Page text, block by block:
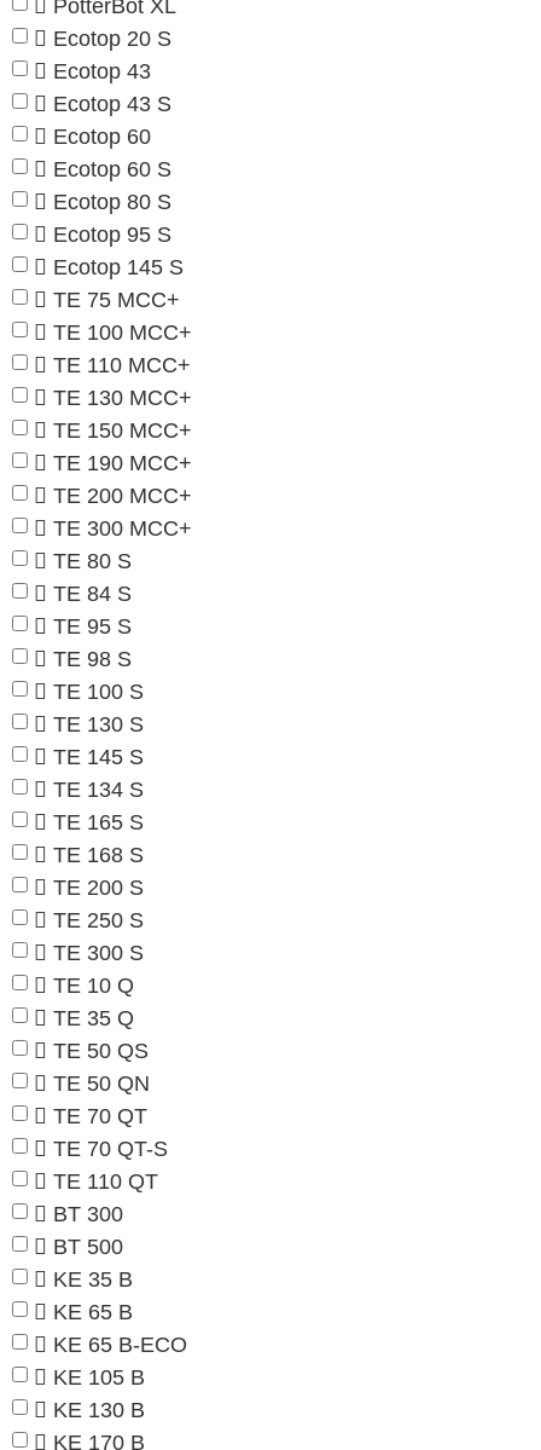
PotterBot XL
Ecotop 20 S
Ecotop 43
Ecotop 43 S
Ecotop 60
Ecotop 60 S
Ecotop 80 S
Ecotop 95 S
Ecotop 145 S
TE 75 MCC+
TE 100 MCC+
TE 110 MCC+
TE 130 MCC+
TE 150 MCC+
TE 190 MCC+
TE 200 MCC+
TE 300 MCC+
TE 80 S
TE 84 S
TE 95 S
TE 98 S
TE 100 S
TE 130 S
TE 145 S
TE 134 S
TE 165 S
TE 168 S
TE 200 S
TE 250 S
TE 300 S
TE 10 Q
TE 35 Q
TE 50 QS
TE 50 QN
TE 70 QT
TE 70 QT-S
TE 110 QT
BT 300
BT 500
KE 35 B
KE 65 B
KE 65 B-ECO
KE 105 B
KE 130 B
KE 170 B